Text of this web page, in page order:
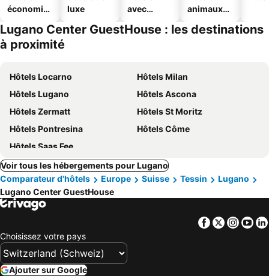
économiq
luxe
avec
animaux
Lugano Center GuestHouse : les destinations
à proximité
Hôtels Locarno
Hôtels Milan
Hôtels Lugano
Hôtels Ascona
Hôtels Zermatt
Hôtels St Moritz
Hôtels Pontresina
Hôtels Côme
Hôtels Saas Fee
Voir tous les hébergements pour Lugano
Comparateur d'hôtels
Europe Suisse Tessin
Lugano
Lugano Center GuestHouse
Facebook
Twitter
Choisissez votre pays
Ajouter sur Google